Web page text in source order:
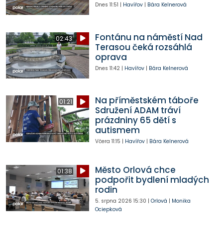
Dnes 11:51 | Havířov| Bára Kelnerová
02:43
Fontánu na náměstí Nad
Terasou čeká rozsáhlá
oprava
Dnes 11:42| Havířov| Bára Kelnerová
01:21
Na příměstském táboře
Sdružení ADAM tráví
prázdniny 65 dětí s
autismem
Včera 11:15 | Havířov| Bára Kelnerová
01:38
Město Orlová chce
podpořit bydlení mladých
rodin
5. srpna 2026 15:30 | Orlová | Monika
Ociepková